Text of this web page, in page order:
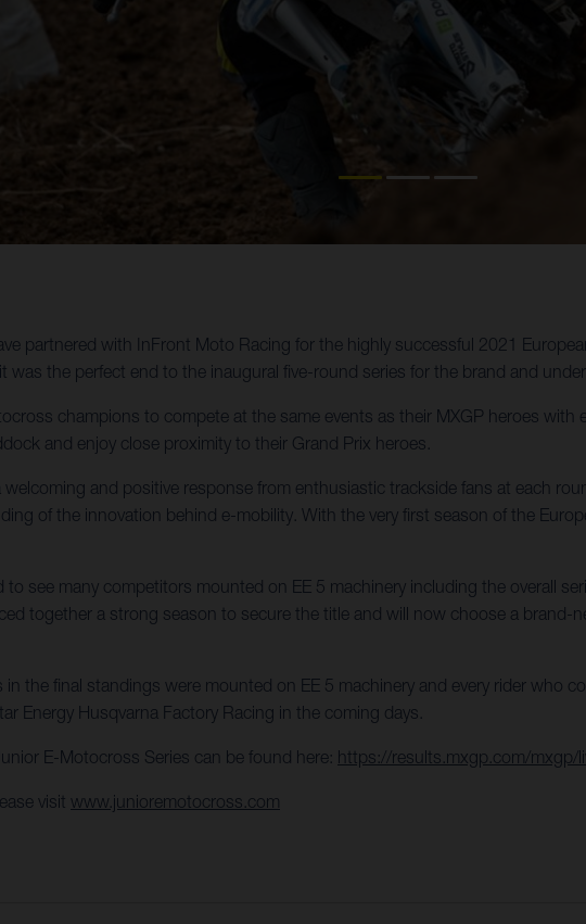
partnered with InFront Moto Racing for the highly successful 2021
was the perfect end to the inaugural five-round series for the brand and
champions to compete at the same events as their MXGP heroes with
and enjoy close proximity to their Grand Prix heroes.
and positive response from enthusiastic trackside fans at each
of the innovation behind e-mobility. With the very first season of the
see many competitors mounted on EE 5 machinery including the overall
together a strong season to secure the title and will now choose a
the final standings were mounted on EE 5 machinery and every rider who
Energy Husqvarna Factory Racing in the coming days.
E-Motocross Series can be found here: https://results.mxgp.com/mxgp/
visit www.junioremotocross.com